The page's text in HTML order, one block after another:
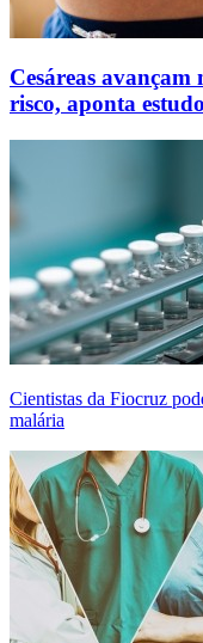
Cesáreas avançam
risco, aponta estudo
Cientistas da Fiocruz
malária